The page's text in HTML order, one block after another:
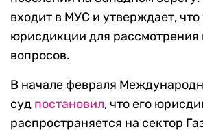
входит в МУС и утверждает, что
юрисдикции для рассмотрения
вопросов.
В начале февраля
суд постановил, что его
распространяется на сектор